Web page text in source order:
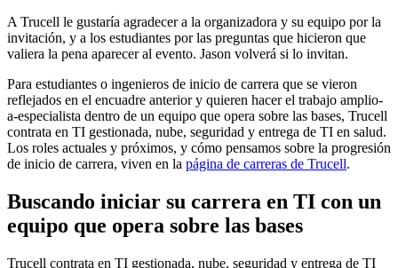
A Trucell le gustaría agradecer a la organizadora y su equipo por la
invitación, y a los estudiantes por las preguntas que hicieron que
valiera la pena aparecer al evento. Jason volverá si lo invitan.
Para estudiantes o ingenieros de inicio de carrera que se vieron
reflejados en el encuadre anterior y quieren hacer el trabajo amplio-
a-especialista dentro de un equipo que opera sobre las bases, Trucell
contrata en TI gestionada, nube, seguridad y entrega de TI en salud.
Los roles actuales y próximos, y cómo pensamos sobre la progresión
de inicio de carrera, viven en la página de carreras de Trucell.
Buscando iniciar su carrera en TI con un
equipo que opera sobre las bases
Trucell contrata en TI gestionada, nube, seguridad y entrega de TI